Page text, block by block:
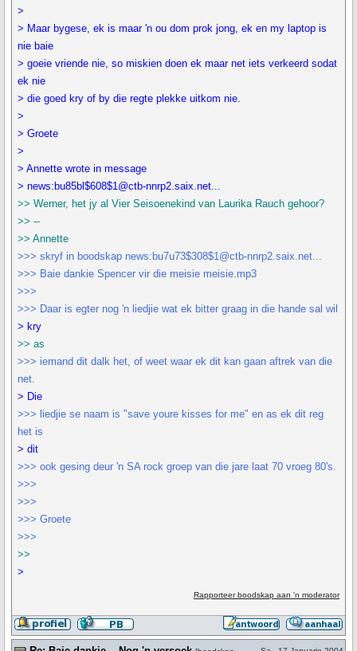
>
> Maar bygese, ek is maar 'n ou dom prok jong, ek en my laptop is
nie baie
> goeie vriende nie, so miskien doen ek maar net iets verkeerd sodat
ek nie
> die goed kry of by die regte plekke uitkom nie.
>
> Groete
>
> Annette wrote in message
> news:bu85bl$608$1@ctb-nnrp2.saix.net...
>> Werner, het jy al Vier Seisoenekind van Laurika Rauch gehoor?
>> --
>> Annette
>>> skryf in boodskap news:bu7u73$308$1@ctb-nnrp2.saix.net...
>>> Baie dankie Spencer vir die meisie meisie.mp3
>>>
>>> Daar is egter nog 'n liedjie wat ek bitter graag in die hande sal wil
> kry
>> as
>>> iemand dit dalk het, of weet waar ek dit kan gaan aftrek van die
net.
> Die
>>> liedjie se naam is "save youre kisses for me" en as ek dit reg
het is
> dit
>>> ook gesing deur 'n SA rock groep van die jare laat 70 vroeg 80's.
>>>
>>>
>>> Groete
>>>
>>
>
Rapporteer boodskap aan 'n moderator